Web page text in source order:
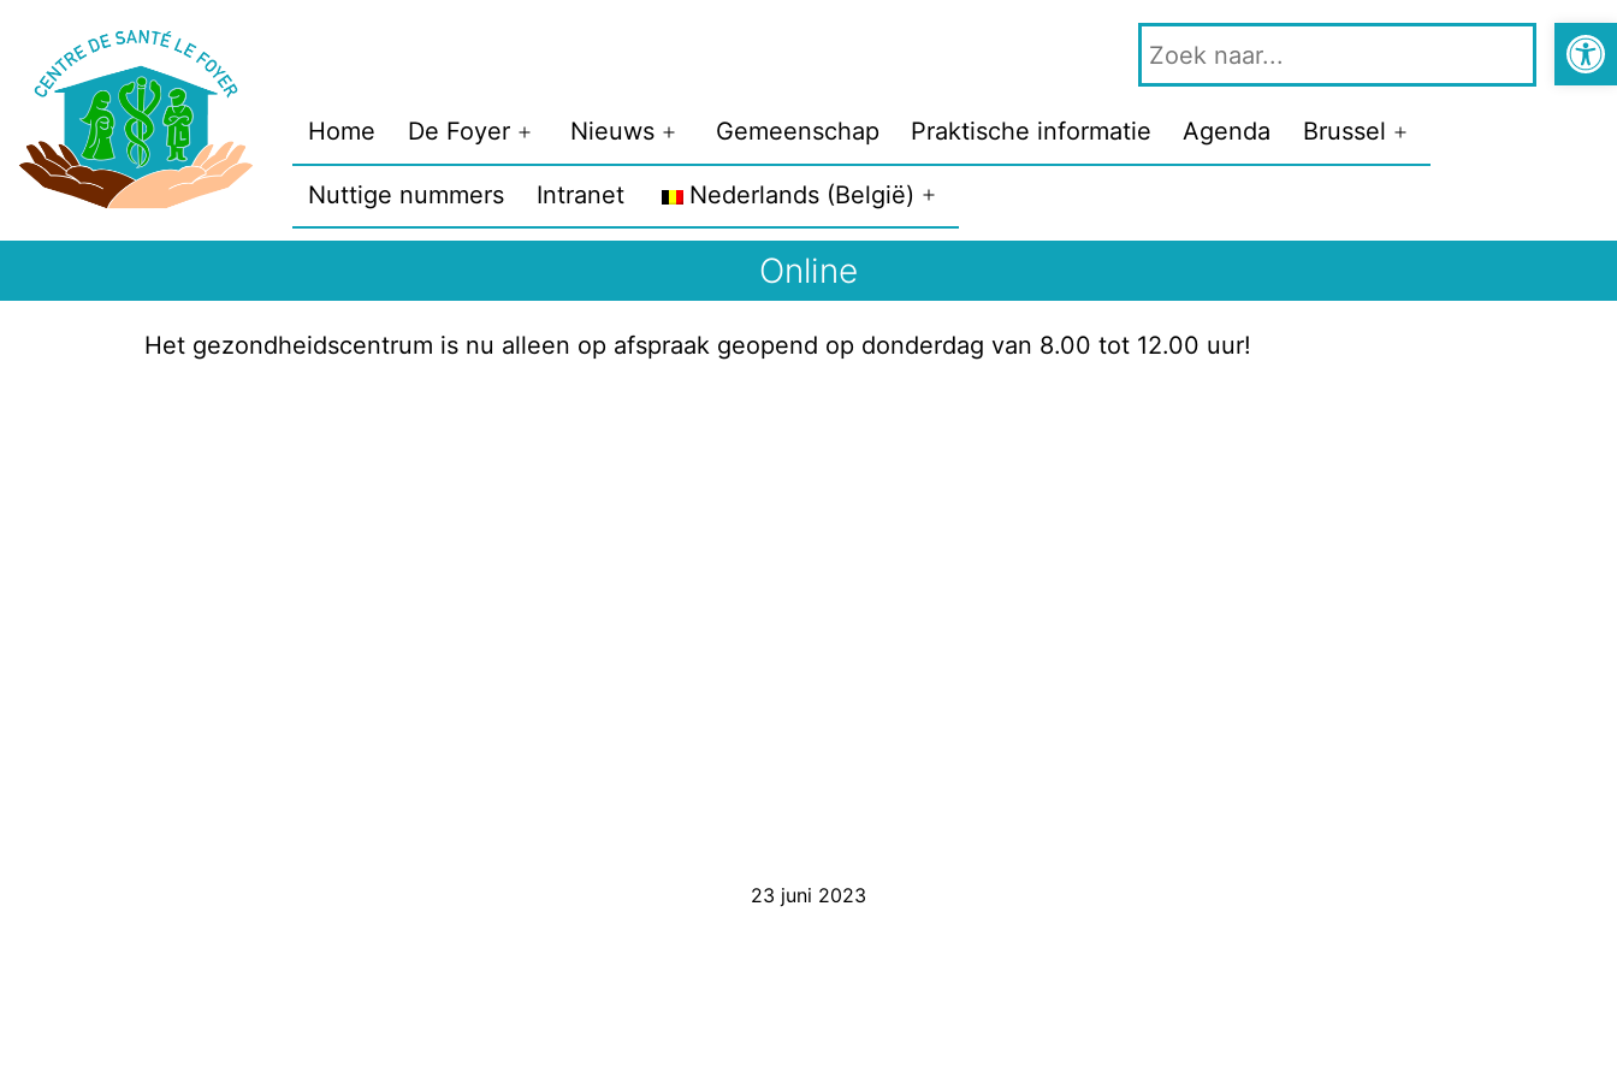
Home De Foyer Nieuws Gemeenschap Praktische informatie Agenda Brussel
Nuttige nummers Intranet Nederlands (België)
Online
Het gezondheidscentrum is nu alleen op afspraak geopend op donderdag van 8.00 tot 12.00 uur!
23 juni 2023